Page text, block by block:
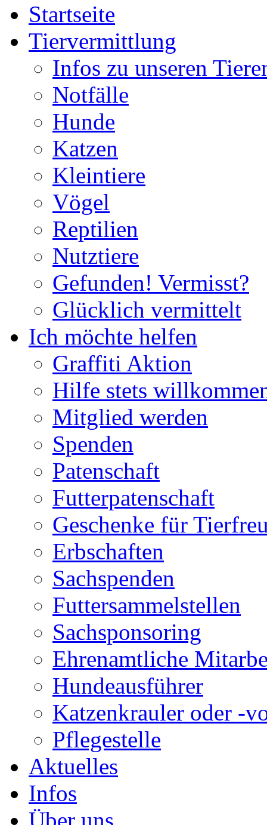
Startseite
Tiervermittlung
Infos zu unseren
Notfälle
Hunde
Katzen
Kleintiere
Vögel
Reptilien
Nutztiere
Gefunden! Vermisst?
Glücklich vermittelt
Ich möchte helfen
Graffiti Aktion
Hilfe stets
Mitglied werden
Spenden
Patenschaft
Futterpatenschaft
Geschenke für
Erbschaften
Sachspenden
Futtersammelstellen
Sachsponsoring
Ehrenamtliche
Hundeausführer
Katzenkrauler oder -
Pflegestelle
Aktuelles
Infos
Über uns